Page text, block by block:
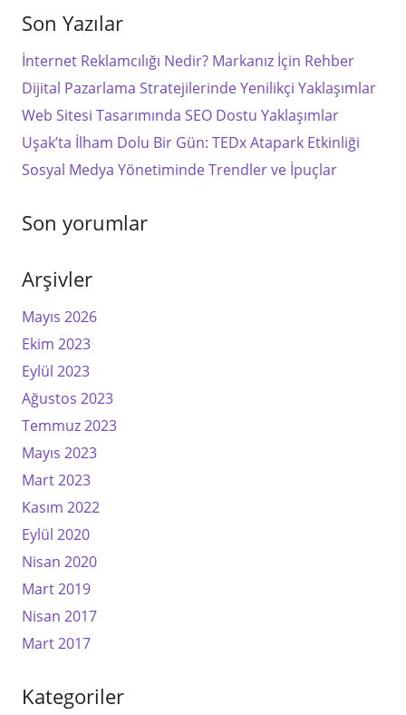
Son Yazılar
İnternet Reklamcılığı Nedir? Markanız İçin Rehber
Dijital Pazarlama Stratejilerinde Yenilikçi Yaklaşımlar
Web Sitesi Tasarımında SEO Dostu Yaklaşımlar
Uşak’ta İlham Dolu Bir Gün: TEDx Atapark Etkinliği
Sosyal Medya Yönetiminde Trendler ve İpuçlar
Son yorumlar
Arşivler
Mayıs 2026
Ekim 2023
Eylül 2023
Ağustos 2023
Temmuz 2023
Mayıs 2023
Mart 2023
Kasım 2022
Eylül 2020
Nisan 2020
Mart 2019
Nisan 2017
Mart 2017
Kategoriler